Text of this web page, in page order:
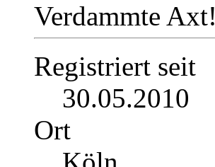
Verdammte Axt!
Registriert seit
30.05.2010
Ort